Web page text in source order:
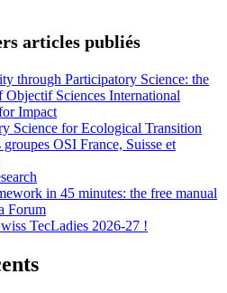
articles publiés
through Participatory Science: the
Objectif Sciences International
Impact
Science for Ecological Transition
OSI France, Suisse et
in 45 minutes: the free manual
Forum
TecLadies 2026-27 !